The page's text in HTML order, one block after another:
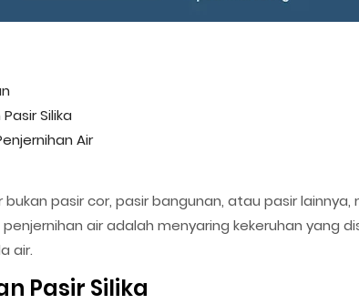
Silika
Air
bukan pasir cor, pasir bangunan, atau pasir lainnya,
air adalah menyaring kekeruhan yang
air.
Pasir Silika